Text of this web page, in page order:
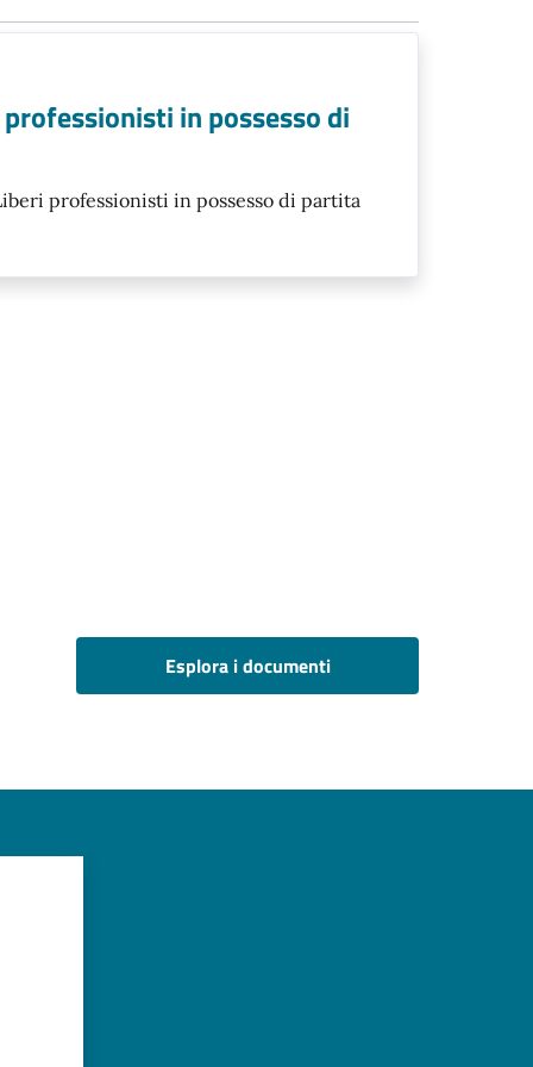
in possesso di
professionisti in possesso di partita
Esplora i documenti